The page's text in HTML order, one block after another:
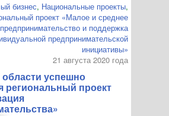
бизнес, Национальные проекты,
проект «Малое и среднее
предпринимательство и поддержка
предпринимательской
инициативы»
21 августа 2020 года
успешно
региональный проект